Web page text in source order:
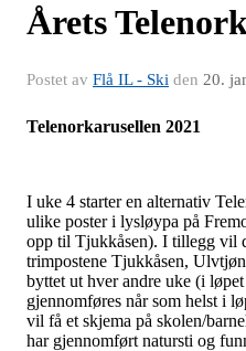
Årets
Postet av Flå IL - Ski den 20.
Telenorkarusellen 2021
I uke 4 starter en alternativ
ulike poster i lysløypa på
opp til Tjukkåsen). I tillegg vil
trimpostene Tjukkåsen,
byttet ut hver andre uke (i
gjennomføres når som helst i
vil få et skjema på skolen/
har gjennomført natursti og